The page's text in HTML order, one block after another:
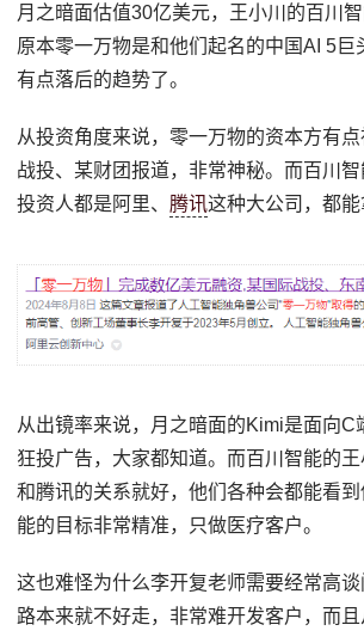
月之暗面估值30亿美元，王小川的百川智
原本零一万物是和他们起名的中国AI 5巨
有点落后的趋势了。
从投资角度来说，零一万物的资本方有
战投、某财团报道，非常神秘。而百川
投资人都是阿里、 腾讯这种大公司，都能
从出镜率来说，月之暗面的Kimi是面向C
狂投广告，大家都知道。而百川智能的
和腾讯的关系就好，他们各种会都能看
能的目标非常精准，只做医疗客户。
这也难怪为什么李开复老师需要经常高
路本来就不好走，非常难开发客户，而